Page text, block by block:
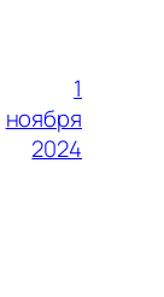
1
ноября
2024